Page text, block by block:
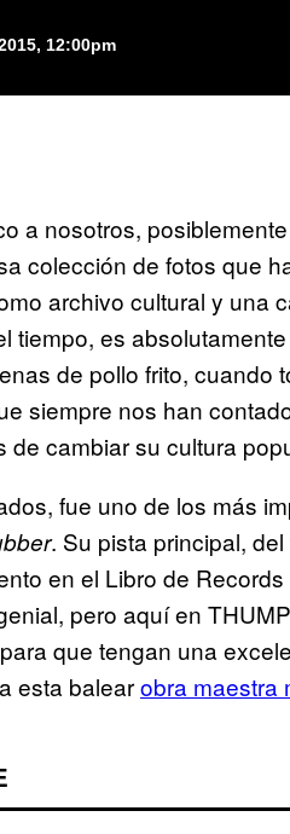
12:00pm
a nosotros,
colección de fotos que
archivo cultural y
tiempo, es
de pollo frito,
siempre nos han
de cambiar su cultura
fue uno de los más
. Su pista principal,
en el Libro de
pero aquí en
que tengan una
esta balearobra maestra